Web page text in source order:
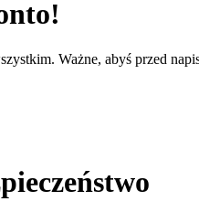
Ważne, abyś przed